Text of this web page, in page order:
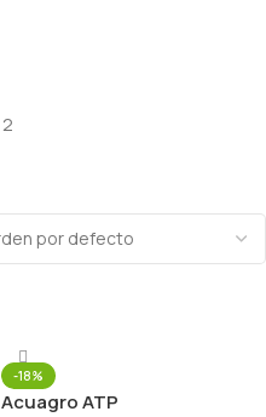
2
-18%
Acuagro ATP